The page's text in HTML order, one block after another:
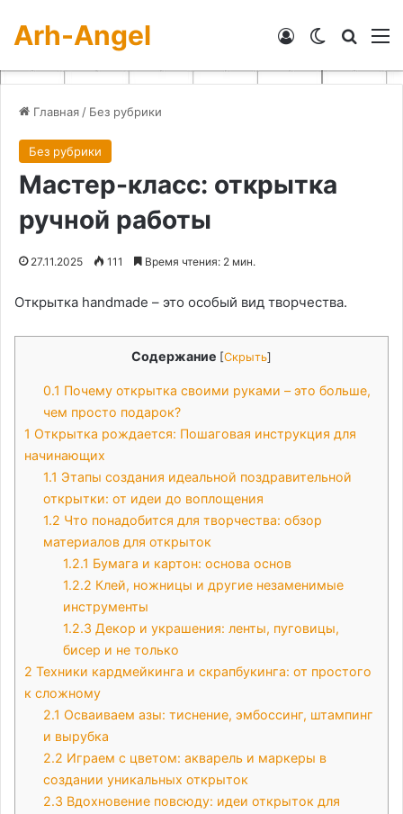
Arh-Angel Switch skin
Войти
Главная / Без рубрики
Без рубрики
Мастер-класс: открытка
ручной работы
27.11.2025 111 Время чтения: 2 мин.
Открытка handmade – это особый вид творчества.
Содержание [Скрыть]
0.1 Почему открытка своими руками – это больше,
чем просто подарок?
1 Открытка рождается: Пошаговая инструкция для
начинающих
1.1 Этапы создания идеальной поздравительной
открытки: от идеи до воплощения
1.2 Что понадобится для творчества: обзор
материалов для открыток
1.2.1 Бумага и картон: основа основ
1.2.2 Клей, ножницы и другие незаменимые
инструменты
1.2.3 Декор и украшения: ленты, пуговицы,
бисер и не только
2 Техники кардмейкинга и скрапбукинга: от простого
к сложному
2.1 Осваиваем азы: тиснение, эмбоссинг, штампинг
и вырубка
2.2 Играем с цветом: акварель и маркеры в
создании уникальных открыток
2.3 Вдохновение повсюду: идеи открыток для